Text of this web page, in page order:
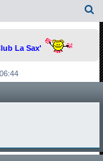
La Sax'